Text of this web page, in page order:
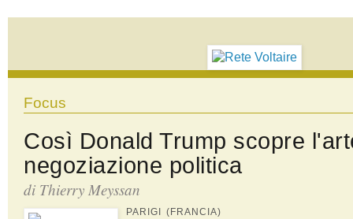
Focus
Così Donald Trump scopre
negoziazione politica
di Thierry Meyssan
PARIGI (FRANCIA)